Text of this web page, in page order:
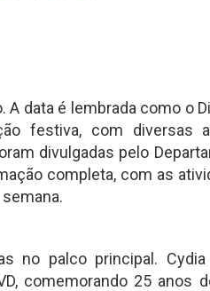
data é lembrada como o
festiva, com diversas
divulgadas pelo
completa, com as
no palco principal.
comemorando 25 anos